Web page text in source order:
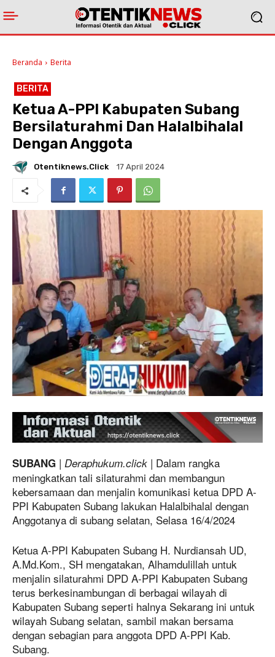
Beranda Berita
BERITA
Ketua A-PPI Kabupaten Subang
Bersilaturahmi Dan Halalbihalal
Dengan Anggota
Otentiknews.click 17 April 2024
SUBANG | Deraphukum.click | Dalam rangka
meningkatkan tali silaturahmi dan membangun
kebersamaan dan menjalin komunikasi ketua DPD A-
PPI Kabupaten Subang lakukan Halalbihalal dengan
Anggotanya di subang selatan, Selasa 16/4/2024
Ketua A-PPI Kabupaten Subang H. Nurdiansah UD,
A.Md.Kom., SH mengatakan, Alhamdulillah untuk
menjalin silaturahmi DPD A-PPI Kabupaten Subang
terus berkesinambungan di berbagai wilayah di
Kabupaten Subang seperti halnya Sekarang ini untuk
wilayah Subang selatan, sambil makan bersama
dengan sebagian para anggota DPD A-PPI Kab.
Subang.